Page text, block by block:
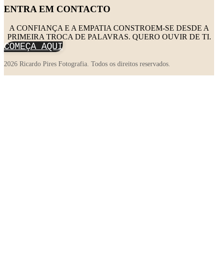
ENTRA EM CONTACTO
A CONFIANÇA E A EMPATIA CONSTROEM-SE DESDE A
PRIMEIRA TROCA DE PALAVRAS. QUERO OUVIR DE TI.
COMEÇA AQUI
2026 Ricardo Pires Fotografia. Todos os direitos reservados.